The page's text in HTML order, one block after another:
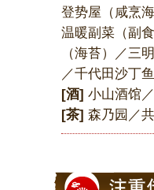
登势屋（咸烹
温暖副菜（副
（海苔）／三
／千代田沙丁
[酒] 小山酒馆
[茶] 森乃园／